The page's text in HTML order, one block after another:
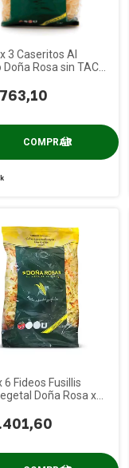
3 Caseritos Al
Doña Rosa sin TACC
6 Fideos Fusillis
Doña Rosa x